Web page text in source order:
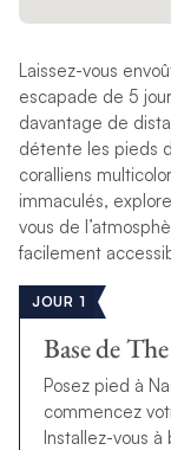
Laissez-vous
escapade de 5
davantage de
détente les pieds
coralliens
immaculés,
vous de
facilement
JOUR 1
Base de
Posez pied à
commencez
Installez-vous